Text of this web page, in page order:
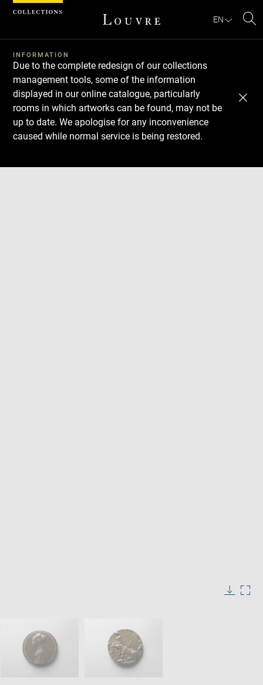
EN
INFORMATION
Due to the complete redesign of our collections
management tools, some of the information
displayed in our online catalogue, particularly
rooms in which artworks can be found, may not be
up to date. We apologise for any inconvenience
caused while normal service is being restored.
Download
Next
Previous
Cookies management panel